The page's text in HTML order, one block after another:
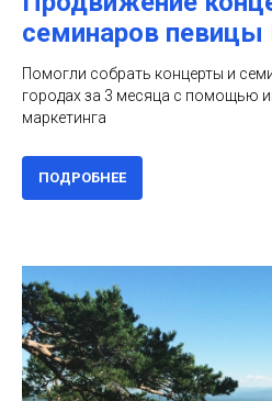
семинаров певицы
Помогли собрать концерты и
городах за 3 месяца с помощью
маркетинга
ПОДРОБНЕЕ